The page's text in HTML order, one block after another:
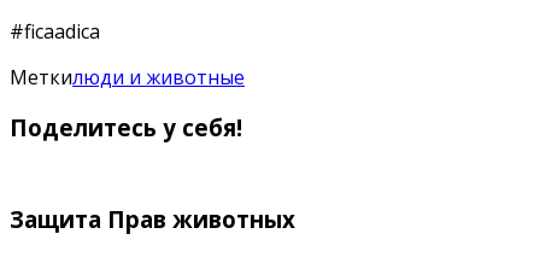
#ficaadica
Меткилюди и животные
Поделитесь у себя!
Защита Прав животных